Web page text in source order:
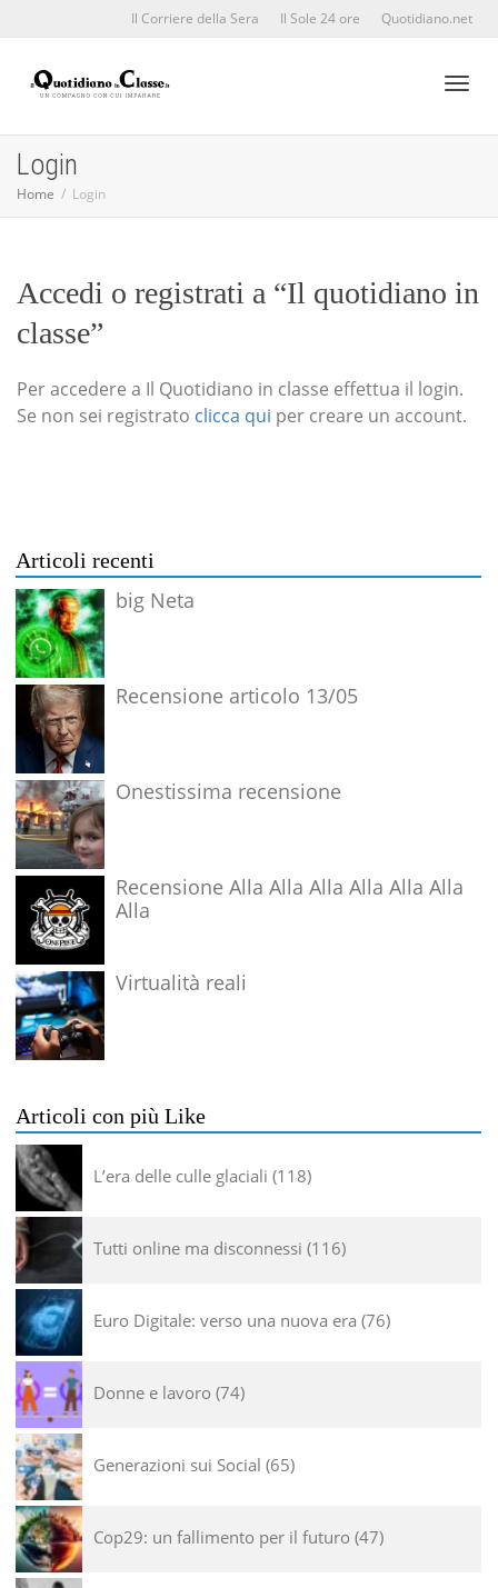
Il Corriere della Sera Il Sole 24 ore Quotidiano.net
Login
Home Login
Accedi o registrati a “Il quotidiano in
classe”
Per accedere a Il Quotidiano in classe effettua il login.
Se non sei registrato clicca qui per creare un account.
Articoli recenti
big Neta
Recensione articolo 13/05
Onestissima recensione
Recensione Alla Alla Alla Alla Alla Alla
Alla
Virtualità reali
Articoli con più Like
L’era delle culle glaciali 118
Tutti online ma disconnessi 116
Euro Digitale: verso una nuova era 76
Donne e lavoro 74
Generazioni sui Social 65
Cop29: un fallimento per il futuro 47